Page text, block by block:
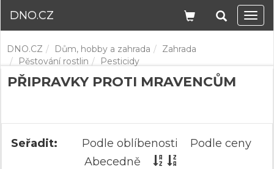
DNO.CZ
DNO.CZ Dům, hobby a zahrada
Zahrada
Pěstování rostlin
Pesticidy
PŘIPRAVKY PROTI MRAVENCŮM
Seřadit: Podle oblíbenosti
Podle ceny
Abecedně